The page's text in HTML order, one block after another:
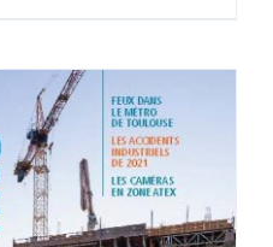
papier
585
-
Septembre
2022